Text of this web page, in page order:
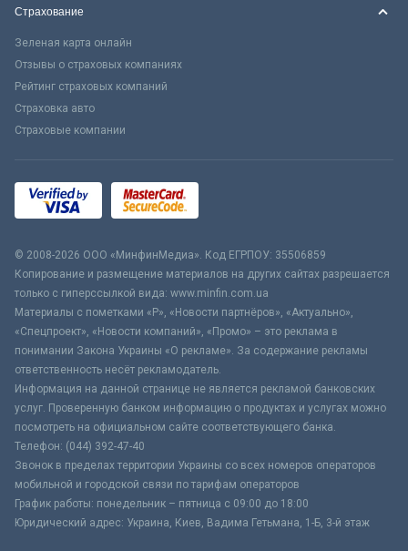
Страхование
Зеленая карта онлайн
Отзывы о страховых компаниях
Рейтинг страховых компаний
Страховка авто
Страховые компании
© 2008-2026 ООО «МинфинМедиа». Код ЕГРПОУ: 35506859
Копирование и размещение материалов на других сайтах разрешается
только с гиперссылкой вида: www.minfin.com.ua
Материалы с пометками «Р», «Новости партнёров», «Актуально»,
«Спецпроект», «Новости компаний», «Промо» – это реклама в
понимании Закона Украины «О рекламе». За содержание рекламы
ответственность несёт рекламодатель.
Информация на данной странице не является рекламой банковских
услуг. Проверенную банком информацию о продуктах и услугах можно
посмотреть на официальном сайте соответствующего банка.
Телефон: (044) 392-47-40
Звонок в пределах территории Украины со всех номеров операторов
мобильной и городской связи по тарифам операторов
График работы: понедельник – пятница с 09:00 до 18:00
Юридический адрес: Украина, Киев, Вадима Гетьмана, 1-Б, 3-й этаж